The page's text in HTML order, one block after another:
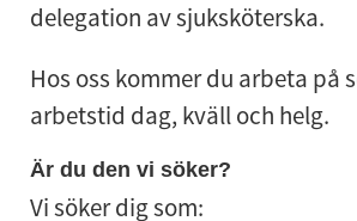
delegation av sjuksköterska.
Hos oss kommer du arbeta på
arbetstid dag, kväll och helg.
Är du den vi söker?
Vi söker dig som: